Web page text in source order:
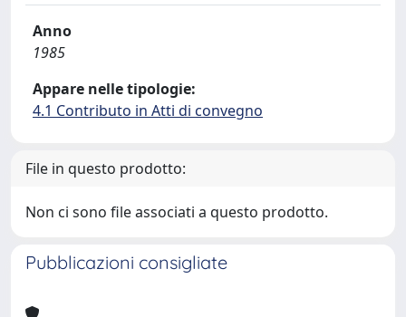
Anno
1985
Appare nelle tipologie:
4.1 Contributo in Atti di convegno
File in questo prodotto:
Non ci sono file associati a questo prodotto.
Pubblicazioni consigliate